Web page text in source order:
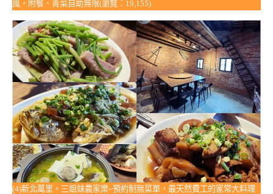
風，附餐、青菜自助無限(瀏覽：19,155)
(4)新北萬里。三姐妹農家樂~預約制無菜單，最天然費工的家常大料理